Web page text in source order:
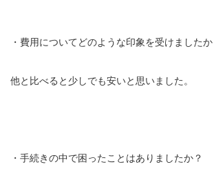
・費用についてどのような印象を受けましたか
他と比べると少しでも安いと思いました。
・手続きの中で困ったことはありましたか？